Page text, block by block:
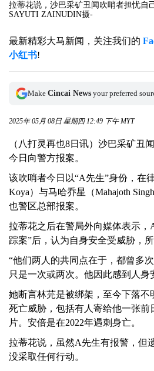
拉蒂花说，沙巴采矿丑闻吹哨者担忧自
SAYUTI ZAINUDIN摄-
最新精彩大马新闻，关注我们的
小红书!
Make Cincai News your preferred
2025年 05月 08日 星期四 12:49 下午 MYT
（八打灵再也8日讯）沙巴采矿丑
今日向警方报案。
该吹哨者今日以“A先生”身份，在
Koya）与马哈乔星（Mahajoth
也警区总部报案。
拉蒂花之后在警局外向媒体表示，
踪案”后，认为自身安全受威胁，所
“他们两人的共同点在于，都曾多
只是一次或两次。他因此感到人身
她断言林芫是被绑架，至今下落
死亡威胁，包括有人寄给他一张前
片。安倍是在2022年遇刺身亡。
拉蒂花说，虽然A先生有报警，但
没采取任何行动。